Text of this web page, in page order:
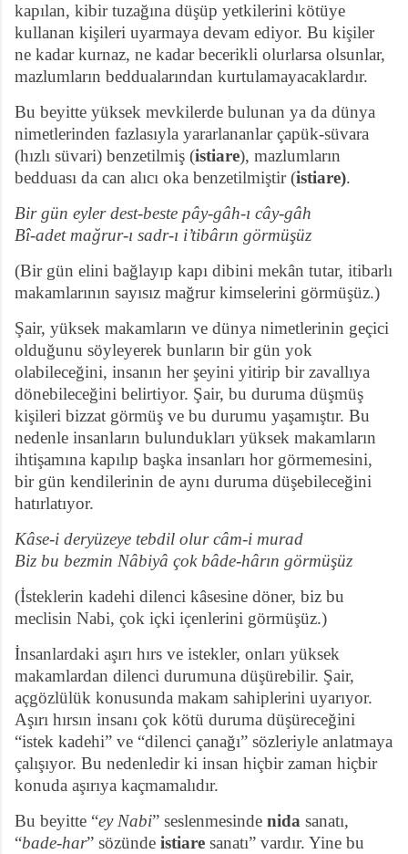
kapılan, kibir tuzağına düşüp yetkilerini kötüye
kullanan kişileri uyarmaya devam ediyor. Bu kişiler
ne kadar kurnaz, ne kadar becerikli olurlarsa olsunlar,
mazlumların beddualarından kurtulamayacaklardır.
Bu beyitte yüksek mevkilerde bulunan ya da dünya
nimetlerinden fazlasıyla yararlananlar çapük-süvara
(hızlı süvari) benzetilmiş (istiare), mazlumların
bedduası da can alıcı oka benzetilmiştir (istiare).
Bir gün eyler dest-beste pây-gâh-ı cây-gâh
Bî-adet mağrur-ı sadr-ı i’tibârın görmüşüz
(Bir gün elini bağlayıp kapı dibini mekân tutar, itibarlı
makamlarının sayısız mağrur kimselerini görmüşüz.)
Şair, yüksek makamların ve dünya nimetlerinin geçici
olduğunu söyleyerek bunların bir gün yok
olabileceğini, insanın her şeyini yitirip bir zavallıya
dönebileceğini belirtiyor. Şair, bu duruma düşmüş
kişileri bizzat görmüş ve bu durumu yaşamıştır. Bu
nedenle insanların bulundukları yüksek makamların
ihtişamına kapılıp başka insanları hor görmemesini,
bir gün kendilerinin de aynı duruma düşebileceğini
hatırlatıyor.
Kâse-i deryüzeye tebdil olur câm-i murad
Biz bu bezmin Nâbiyâ çok bâde-hârın görmüşüz
(İsteklerin kadehi dilenci kâsesine döner, biz bu
meclisin Nabi, çok içki içenlerini görmüşüz.)
İnsanlardaki aşırı hırs ve istekler, onları yüksek
makamlardan dilenci durumuna düşürebilir. Şair,
açgözlülük konusunda makam sahiplerini uyarıyor.
Aşırı hırsın insanı çok kötü duruma düşüreceğini
“istek kadehi” ve “dilenci çanağı” sözleriyle anlatmaya
çalışıyor. Bu nedenledir ki insan hiçbir zaman hiçbir
konuda aşırıya kaçmamalıdır.
Bu beyitte “ey Nabi” seslenmesinde nida sanatı,
“bade-har” sözünde istiare sanatı” vardır. Yine bu